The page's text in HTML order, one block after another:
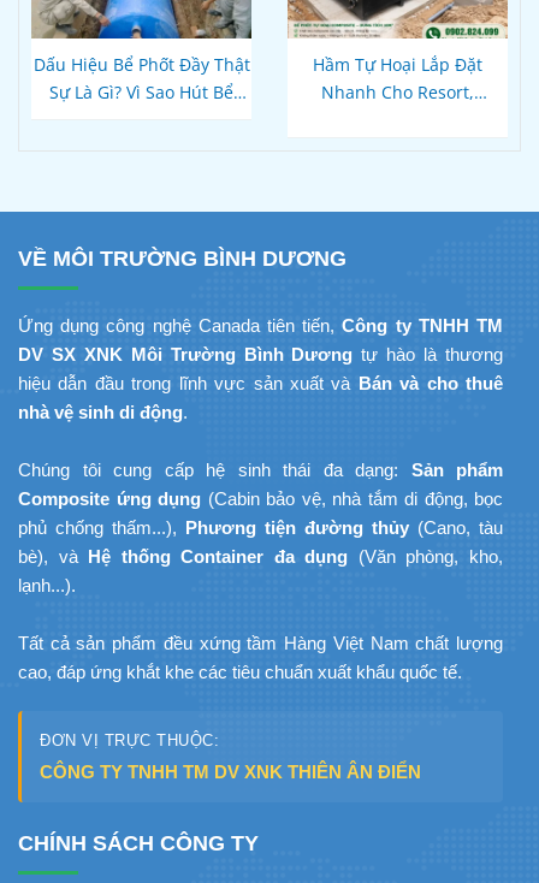
Dấu Hiệu Bể Phốt Đầy Thật
Sự Là Gì? Vì Sao Hút Bể
Chậm?
Hầm Tự Hoại Lắp Đặt
Nhanh Cho Resort,
Giang: Giải Pháp
VỀ MÔI TRƯỜNG BÌNH DƯƠNG
Ứng dụng công nghệ Canada tiên tiến,Công ty TNHH TM
DV SX XNK Môi Trường Bình Dương tự hào là thương
hiệu dẫn đầu trong lĩnh vực sản xuất và Bán và cho thuê
nhà vệ sinh di động.
Chúng tôi cung cấp hệ sinh thái đa dạng: Sản phẩm
Composite ứng dụng (Cabin bảo vệ, nhà tắm di động, bọc
phủ chống thấm...), Phương tiện đường thủy (Cano, tàu
bè), và Hệ thống Container đa dụng (Văn phòng, kho,
lạnh...).
Tất cả sản phẩm đều xứng tầm Hàng Việt Nam chất lượng
cao, đáp ứng khắt khe các tiêu chuẩn xuất khẩu quốc tế.
ĐƠN VỊ TRỰC THUỘC:
CÔNG TY TNHH TM DV XNK THIÊN ÂN ĐIỂN
CHÍNH SÁCH CÔNG TY